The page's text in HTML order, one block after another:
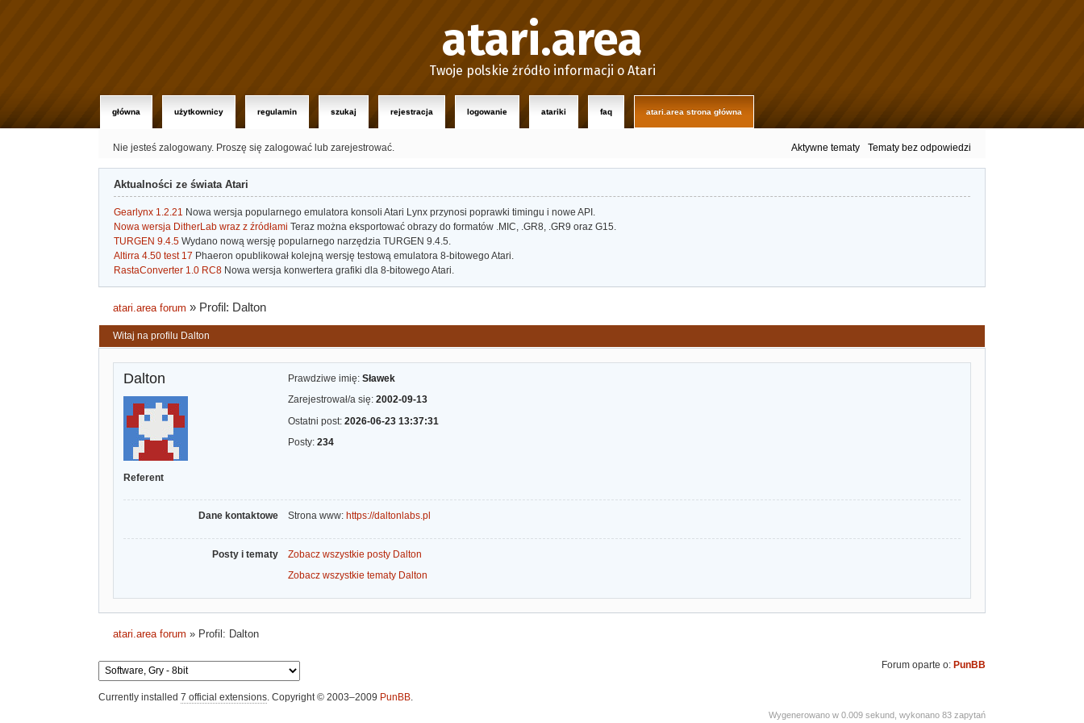
atari.area
Twoje polskie źródło informacji o Atari
główna użytkownicy regulamin szukaj rejestracja logowanie atariki faq atari.area strona główna
Nie jesteś zalogowany. Proszę się zalogować lub zarejestrować. Aktywne tematy Tematy bez odpowiedzi
Aktualności ze świata Atari
Gearlynx 1.2.21 Nowa wersja popularnego emulatora konsoli Atari Lynx przynosi poprawki timingu i nowe API.
Nowa wersja DitherLab wraz z źródłami Teraz można eksportować obrazy do formatów .MIC, .GR8, .GR9 oraz G15.
TURGEN 9.4.5 Wydano nową wersję popularnego narzędzia TURGEN 9.4.5.
Altirra 4.50 test 17 Phaeron opublikował kolejną wersję testową emulatora 8-bitowego Atari.
RastaConverter 1.0 RC8 Nowa wersja konwertera grafiki dla 8-bitowego Atari.
atari.area forum » Profil: Dalton
Witaj na profilu Dalton
Dalton
Referent
Prawdziwe imię: Sławek
Zarejestrował/a się: 2002-09-13
Ostatni post: 2026-06-23 13:37:31
Posty: 234
Dane kontaktowe Strona www: https://daltonlabs.pl
Posty i tematy
Zobacz wszystkie posty Dalton
Zobacz wszystkie tematy Dalton
atari.area forum » Profil: Dalton
Forum oparte o: PunBB
Currently installed 7 official extensions. Copyright © 2003–2009 PunBB.
Wygenerowano w 0.009 sekund, wykonano 83 zapytań